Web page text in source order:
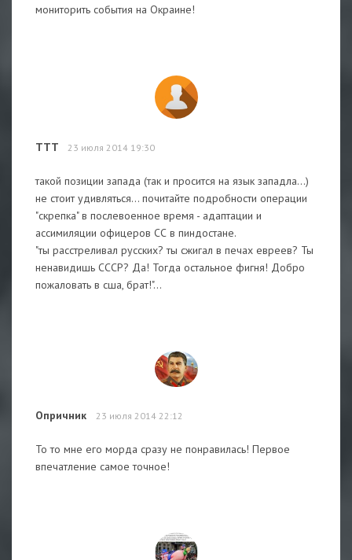
мониторить события на Окраине!
TTT 23 июля 2014 19:30
такой позиции запада (так и просится на язык западла...)
не стоит удивляться... почитайте подробности операции
"скрепка" в послевоенное время - адаптации и
ассимиляции офицеров СС в пиндостане.
"ты расстреливал русских? ты сжигал в печах евреев? Ты
ненавидишь СССР? Да! Тогда остальное фигня! Добро
пожаловать в сша, брат!"...
Опричник 23 июля 2014 22:12
То то мне его морда сразу не понравилась! Первое
впечатление самое точное!